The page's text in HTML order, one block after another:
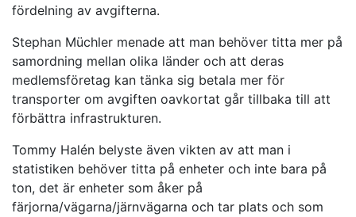
fördelning av avgifterna.
Stephan Müchler menade att man behöver titta mer på
samordning mellan olika länder och att deras
medlemsföretag kan tänka sig betala mer för
transporter om avgiften oavkortat går tillbaka till att
förbättra infrastrukturen.
Tommy Halén belyste även vikten av att man i
statistiken behöver titta på enheter och inte bara på
ton, det är enheter som åker på
färjorna/vägarna/järnvägarna och tar plats och som